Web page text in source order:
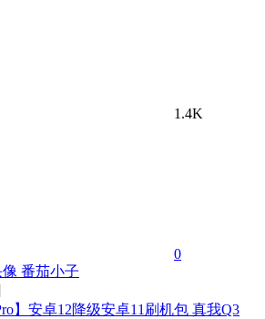
1.4K
0
番茄小子